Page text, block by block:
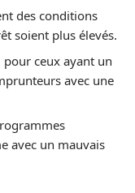
des conditions
soient plus élevés.
pour ceux ayant un
avec une
avec un mauvais